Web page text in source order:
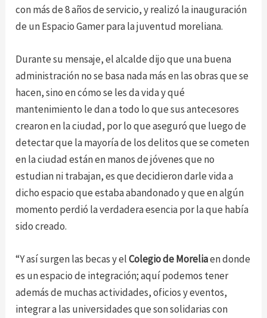
con más de 8 años de servicio, y realizó la inauguración
de un Espacio Gamer para la juventud moreliana.
Durante su mensaje, el alcalde dijo que una buena
administración no se basa nada más en las obras que se
hacen, sino en cómo se les da vida y qué
mantenimiento le dan a todo lo que sus antecesores
crearon en la ciudad, por lo que aseguró que luego de
detectar que la mayoría de los delitos que se cometen
en la ciudad están en manos de jóvenes que no
estudian ni trabajan, es que decidieron darle vida a
dicho espacio que estaba abandonado y que en algún
momento perdió la verdadera esencia por la que había
sido creado.
“Y así surgen las becas y elColegio de Moreliaen donde
es un espacio de integración; aquí podemos tener
además de muchas actividades, oficios y eventos,
integrar a las universidades que son solidarias con